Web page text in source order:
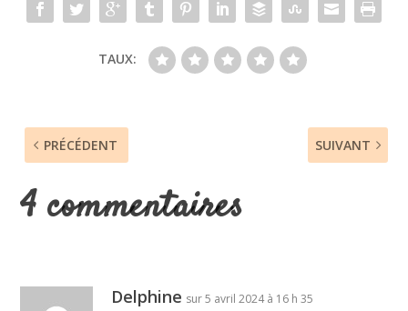
TAUX:
PRÉCÉDENT SUIVANT
4 commentaires
Delphine sur 5 avril 2024 à 16 h 35